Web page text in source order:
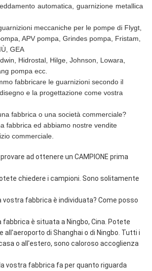
automatica, guarnizione metallica
meccaniche per le pompe di Flygt,
APV pompa, Grindes pompa, Fristam,
GEA
Hidrostal, Hilge, Johnson, Lowara,
pompa ecc.
fabbricare le guarnizioni secondo il
e la progettazione come vostra
fabbrica o una società commerciale?
fabbrica ed abbiamo nostre vendite
commerciale.
ad ottenere un CAMPIONE prima
chiedere i campioni. Sono solitamente
vostra fabbrica è individuata? Come posso
fabbrica è situata a Ningbo, Cina. Potete
di Shanghai o di Ningbo. Tutti i
o all'estero, sono caloroso accoglienza
vostra fabbrica fa per quanto riguarda